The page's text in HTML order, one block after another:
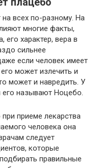
всех по-разному. На
многие факты,
его характер, вера в
сильнее
если человек имеет
может излечить и
может и навредить. У
называют Ноцебо.
приеме лекарства
человека она
следует
которые
правильные